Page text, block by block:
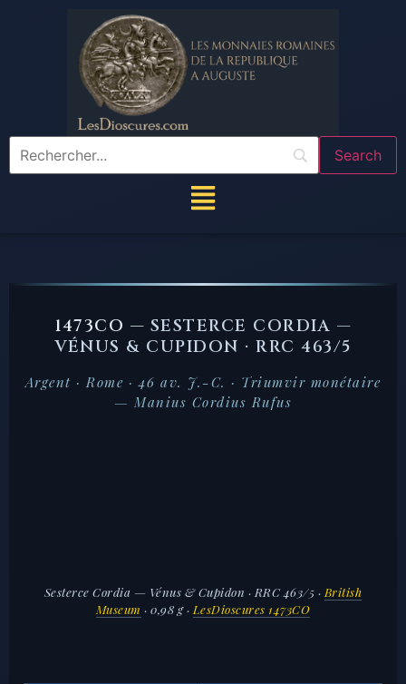
1473CO — SESTERCE CORDIA —
VÉNUS & CUPIDON · RRC 463/5
Argent · Rome · 46 av. J.-C. · Triumvir monétaire
— Manius Cordius Rufus
Sesterce Cordia — Vénus & Cupidon · RRC 463/5 · British
Museum · 0,98 g · LesDioscures 1473CO